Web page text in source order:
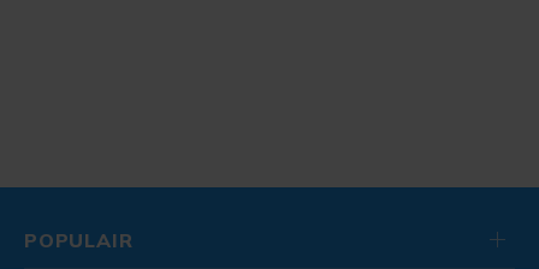
POPULAIR